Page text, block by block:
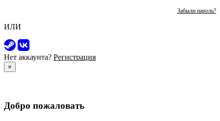
Забыли пароль?
ИЛИ
Нет аккаунта? Регистрация
×
Добро пожаловать